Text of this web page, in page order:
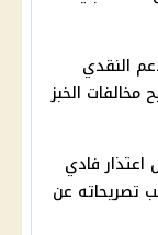
النقدي
مخالفات الخبز
اعتذار فادي
تصريحاته عن